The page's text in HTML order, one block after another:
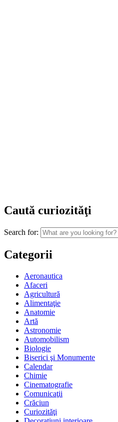
Caută curiozităţi
Search for:
Categorii
Aeronautica
Afaceri
Agricultură
Alimentaţie
Anatomie
Artă
Astronomie
Automobilism
Biologie
Biserici şi Monumente
Calendar
Chimie
Cinematografie
Comunicaţii
Crăciun
Curiozităţi